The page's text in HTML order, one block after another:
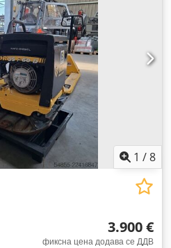
1 /8
3.900 €
фиксна цена додава се ДДВ